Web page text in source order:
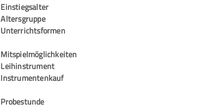
Einstiegsalter
Altersgruppe
Unterrichtsformen
Mitspielmöglichkeiten
Leihinstrument
Instrumentenkauf
Probestunde